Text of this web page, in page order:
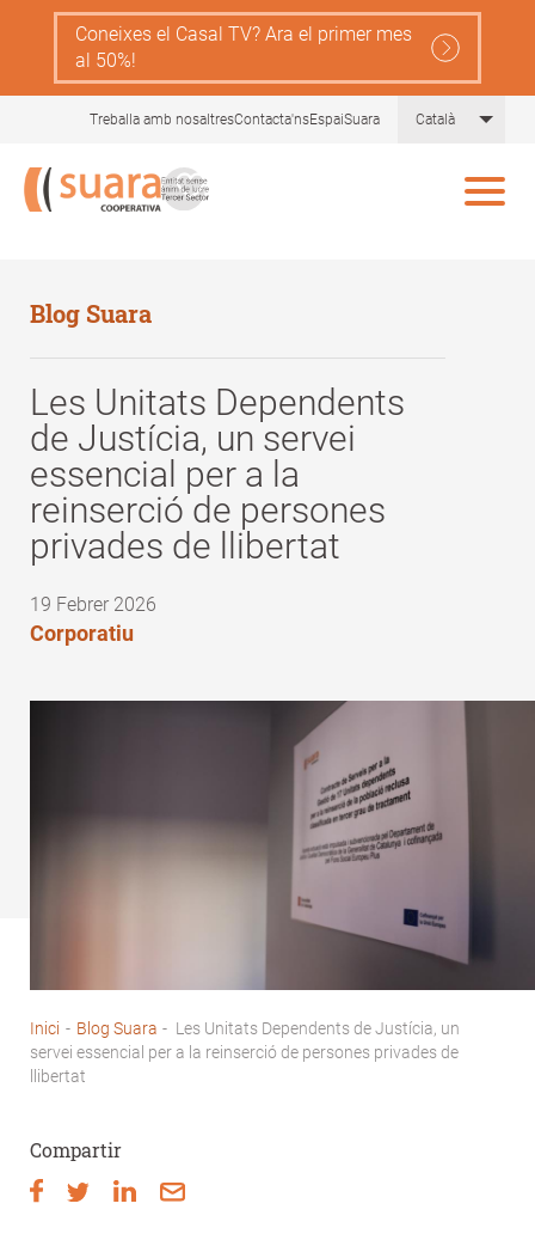
content
Coneixes el Casal TV? Ara el primer mes
al 50%!
Treballa amb nosaltresContacta'nsEspaiSuara Català List
Blog Suara
Les Unitats Dependents
de Justícia, un servei
essencial per a la
reinserció de persones
privades de llibertat
19 Febrer 2026
Corporatiu
Fil
d'Ariadna
Inici - Blog Suara - Les Unitats Dependents de Justícia, un
servei essencial per a la reinserció de persones privades de
llibertat
Compartir